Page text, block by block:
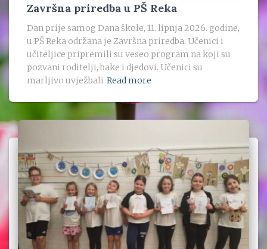
Završna priredba u PŠ Reka
Dan prije samog Dana škole, 11. lipnja 2026. godine,
u PŠ Reka održana je Završna priredba. Učenici i
učiteljice pripremili su veseo program na koji su
pozvani roditelji, bake i djedovi. Učenici su
marljivo uvježbali Read more